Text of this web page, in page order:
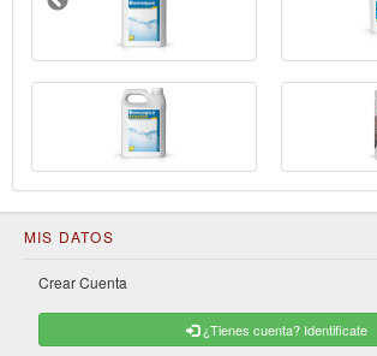
MIS DATOS
Crear Cuenta
¿Tienes cuenta? Identificate